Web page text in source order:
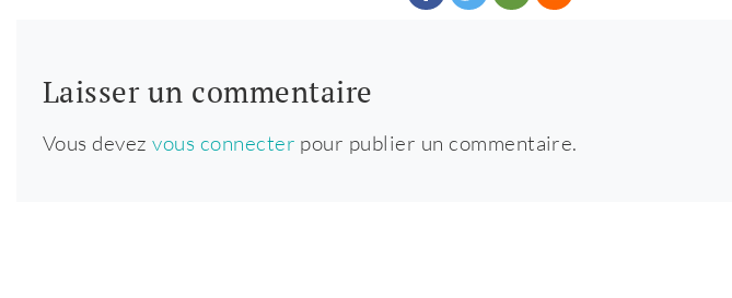
Laisser un commentaire
Vous devezvous connecter pour publier un commentaire.